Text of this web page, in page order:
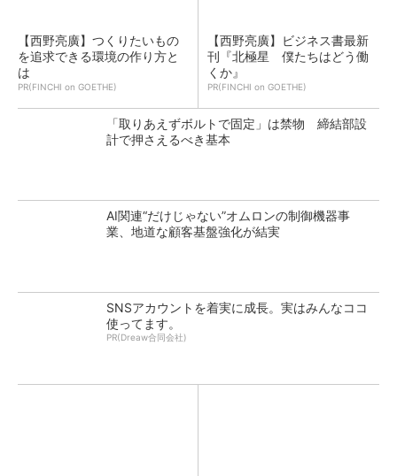
【西野亮廣】つくりたいもの
を追求できる環境の作り方と
は
PR(FINCHI on GOETHE)
【西野亮廣】ビジネス書最新
刊『北極星 僕たちはどう働
くか』
PR(FINCHI on GOETHE)
「取りあえずボルトで固定」は禁物 締結部設
計で押さえるべき基本
AI関連“だけじゃない”オムロンの制御機器事
業、地道な顧客基盤強化が結実
SNSアカウントを着実に成長。実はみんなココ
使ってます。
PR(Dreaw合同会社)